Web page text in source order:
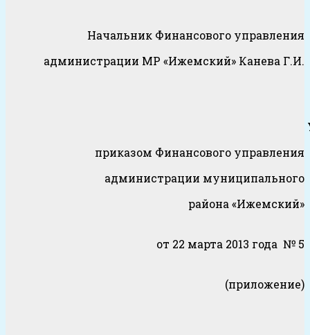
Начальник Финансового управления
администрации МР «Ижемский» Канева Г.И.
приказом Финансового управления
администрации муниципального
района «Ижемский»
от 22 марта 2013 года № 5
(приложение)